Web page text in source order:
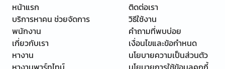
หน้าแรก
บริการหาคน ช่วยจัดการ
พนักงาน
เกี่ยวกับเรา
หางาน
ติดต่อเรา
วิธีใช้งาน
คำถามที่พบบ่อย
เงื่อนไขและข้อกำหนด
นโยบายความเป็นส่วนตัว